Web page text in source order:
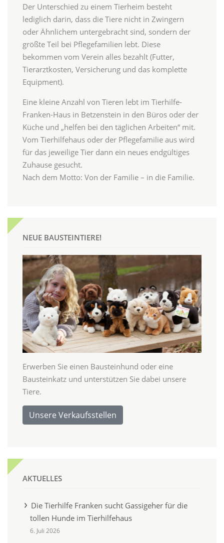
Der Unterschied zu einem Tierheim besteht
lediglich darin, dass die Tiere nicht in Zwingern
oder Ähnlichem untergebracht sind, sondern der
größte Teil bei Pflegefamilien lebt. Diese
bekommen vom Verein alles bezahlt (Futter,
Tierarztkosten, Versicherung und das komplette
Equipment).
Eine kleine Anzahl von Tieren lebt im Tierhilfe-
Franken-Haus in Betzenstein in den Büros oder der
Küche und „helfen bei den täglichen Arbeiten“ mit.
Vom Tierhilfehaus oder der Pflegefamilie aus wird
für das jeweilige Tier dann ein neues endgültiges
Zuhause gesucht.
Nach dem Motto: Von der Familie – in die Familie.
NEUE BAUSTEINTIERE!
Erwerben Sie einen Bausteinhund oder eine
Bausteinkatz und unterstützen Sie dabei unsere
Tiere.
Unsere Verkaufsstellen
AKTUELLES
Die Tierhilfe Franken sucht Gassigeher für die
tollen Hunde im Tierhilfehaus
6. Juli 2026